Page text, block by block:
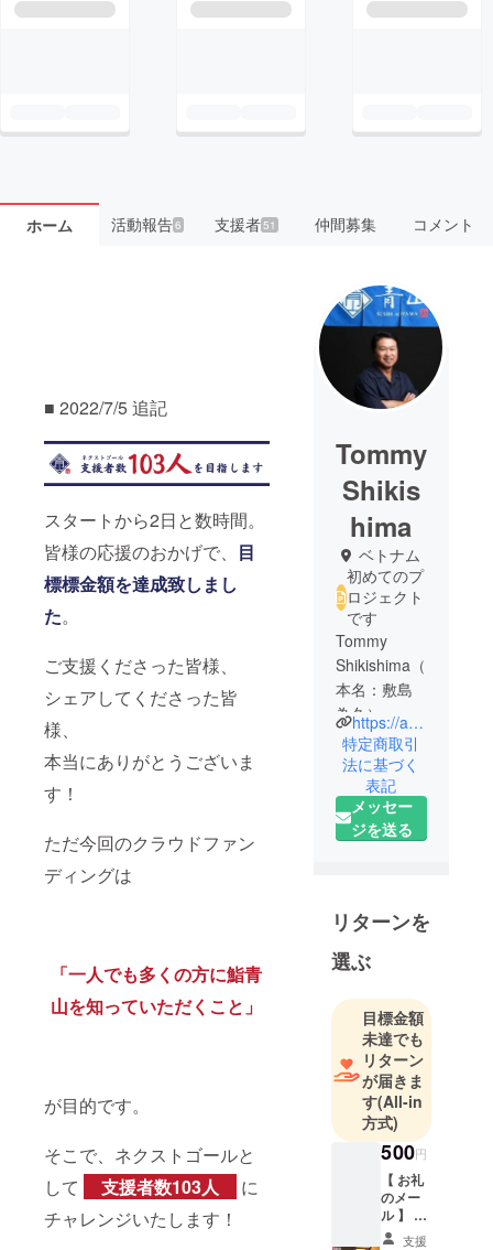
ホーム 活動報告6 支援者51 仲間募集 コメント
■ 2022/7/5 追記
スタートから2日と数時間。
皆様の応援のおかげで、 目
標標金額を達成致しまし
た。
ご支援くださった皆様、
シェアしてくださった皆
様、
本当にありがとうございま
す！
ただ今回のクラウドファン
ディングは
「一人でも多くの方に鮨青
山を知っていただくこと」
が目的です。
そこで、ネクストゴールと
して
支援者数103人
に
チャレンジいたします！
Tommy
Shikis
hima
ベトナム
初めてのプ
ロジェクト
です
Tommy
Shikishima（
本名：敷島
為久）
故郷は北海
道の知床、
住いはベト
ナム・ホー
チミン15年
れの64歳。
夢は「ホー
チミンで寿
く」から
「ベトナム
で繁盛店の
寿司屋を作
る」に更新
定年という
節目にさし
かかり2021
年2月から
https://aoyama-sushi.com
特定商取引
法に基づく
表記
メッセー
ジを送る
リターンを
選ぶ
目標金額
未達でも
リターン
が届きま
す(All-in
方式)
500円
【 お礼
のメー
ル 】 純
粋なご
支援